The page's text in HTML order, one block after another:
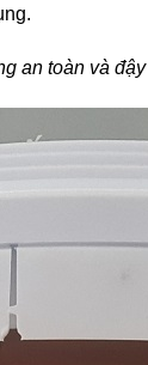
an toàn và